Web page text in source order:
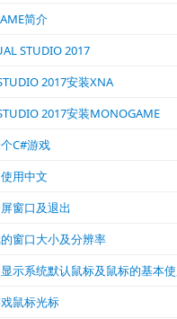
简介
STUDIO 2017
2017安装XNA
2017安装MONOGAME
C#游戏
用中文
窗口及退出
窗口大小及分辨率
示系统默认鼠标及鼠标的基本
鼠标光标